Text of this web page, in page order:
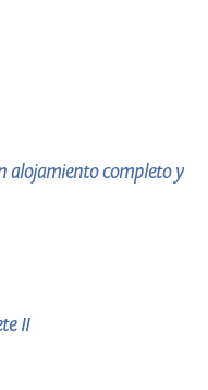
alojamiento completo y
II